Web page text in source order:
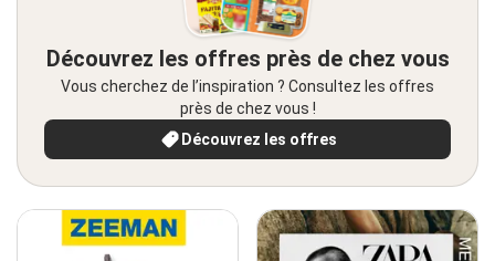
Découvrez les offres près de chez vous
Vous cherchez de l’inspiration ? Consultez les offres
près de chez vous !
Découvrez les offres